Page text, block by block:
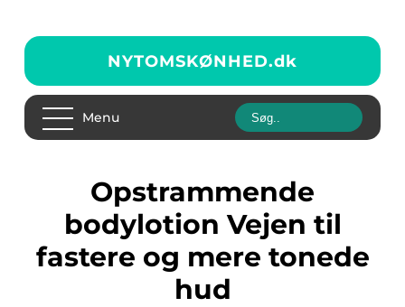
NYTOMSKØNHED.dk
Menu
Opstrammende
bodylotion Vejen til
fastere og mere tonede
hud